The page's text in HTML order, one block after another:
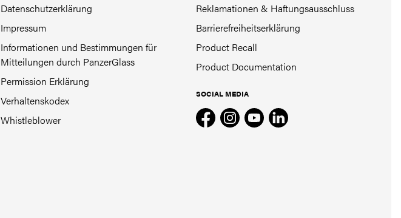
Datenschutzerklärung
Impressum
Informationen und Bestimmungen für
Mitteilungen durch PanzerGlass
Permission Erklärung
Verhaltenskodex
Whistleblower
Reklamationen & Haftungsausschluss
Barrierefreiheitserklärung
Product Recall
Product Documentation
SOCIAL MEDIA